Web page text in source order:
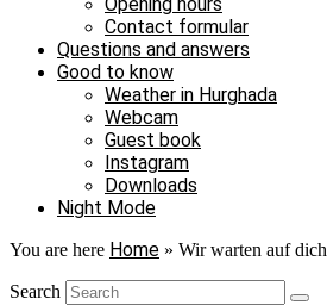
Contact formular
Questions and answers
Good to know
Weather in Hurghada
Webcam
Guest book
Instagram
Downloads
Night Mode
You are here Home » Wir warten auf dich
Search